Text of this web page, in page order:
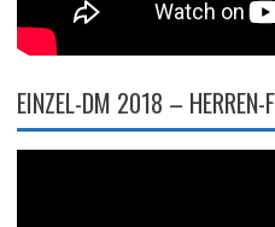
EINZEL-DM 2018 – HERREN-